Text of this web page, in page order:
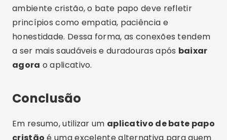
,namoro,namoro cristao, relacionamento
Compartilhe: